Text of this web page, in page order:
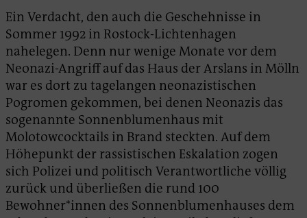
Ein Verdacht, den auch die Geschehnisse in
Sommer 1992 in Rostock-Lichtenhagen
nahelegen. Denn nur wenige Monate vor dem
Neonazi-Angriff auf das Haus der Arslans in Mölln
war es dort zu tagelangen neonazistischen
Pogromen gekommen, bei denen Neonazis das
sogenannte Sonnenblumenhaus mit
Molotowcocktails in Brand steckten. Auf dem
Höhepunkt der rassistischen Eskalation zogen
sich Polizei und politisch Verantwortliche völlig
zurück und überließen die rund 100
Bewohner*innen des Sonnenblumenhauses dem